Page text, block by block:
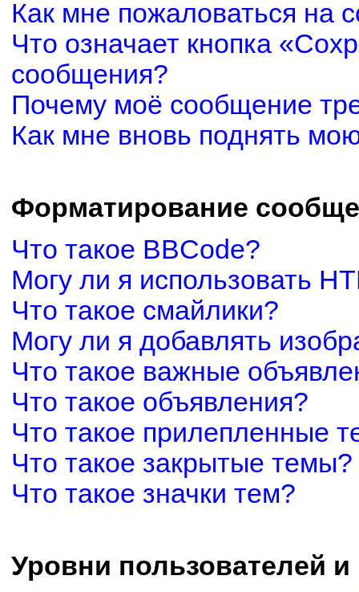
Как мне пожаловаться на
Что означает кнопка
сообщения?
Почему моё сообщение
Как мне вновь поднять
Форматирование
Что такое BBCode?
Могу ли я использовать
Что такое смайлики?
Могу ли я добавлять
Что такое важные
Что такое объявления?
Что такое прилепленные
Что такое закрытые темы?
Что такое значки тем?
Уровни пользователей